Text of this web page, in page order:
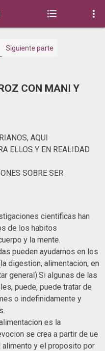
 
Siguiente parte
CON MANI Y
AQUI
ELLOS Y EN REALIDAD
SOBRE SER
cientificas han
de los habitos
y la mente.
pueden ayudarnos en los
digestion, alimentacion, en
general).Si algunas de las
puede, puede tratar de
o indefinidamente y
es la
se crea a partir de ue
y el proposito por